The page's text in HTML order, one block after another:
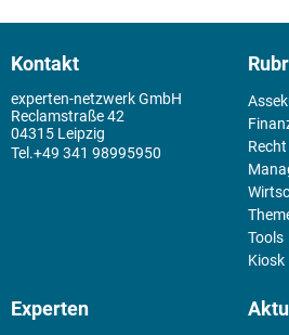
Kontakt
experten-netzwerk GmbH
Reclamstraße 42
04315 Leipzig
+49 341 98995950
Recht
Tools
Kiosk
Experten